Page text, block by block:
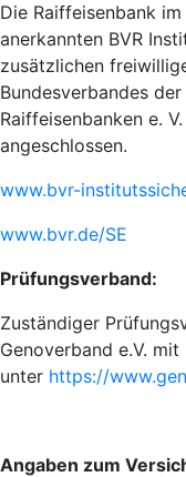
Die Raiffeisenbank
anerkannten BVR
zusätzlichen
Bundesverbandes
Raiffeisenbanken e. V.
angeschlossen.
www.bvr-
www.bvr.de/SE
Prüfungsverband:
Zuständiger
Genoverband e.V.
unter https://
Angaben zum